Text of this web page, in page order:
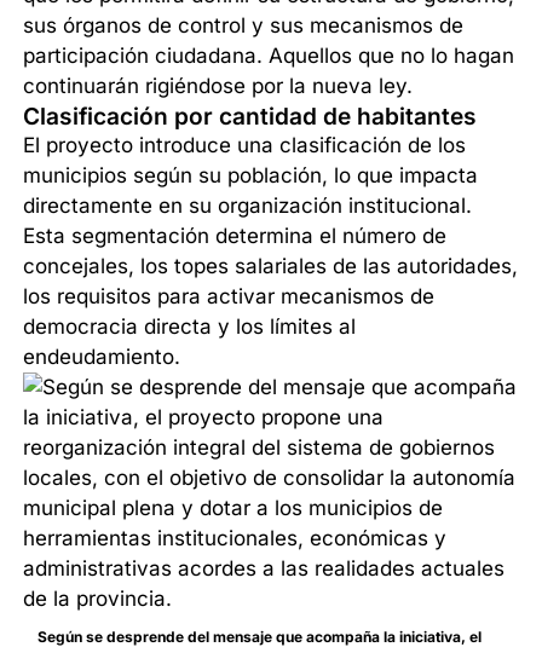
sus órganos de control y sus mecanismos de
participación ciudadana. Aquellos que no lo hagan
continuarán rigiéndose por la nueva ley.
Clasificación por cantidad de habitantes
El proyecto introduce una clasificación de los
municipios según su población, lo que impacta
directamente en su organización institucional.
Esta segmentación determina el número de
concejales, los topes salariales de las autoridades,
los requisitos para activar mecanismos de
democracia directa y los límites al
endeudamiento.
Según se desprende del mensaje que acompaña la iniciativa, el